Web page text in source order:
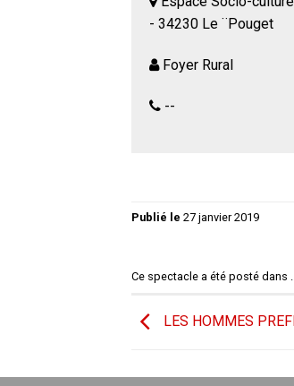
- 34230 Le ¨Pouget
Foyer Rural
--
Publié le 27 janvier 2019
Ce spectacle a été posté dans .
LES HOMMES